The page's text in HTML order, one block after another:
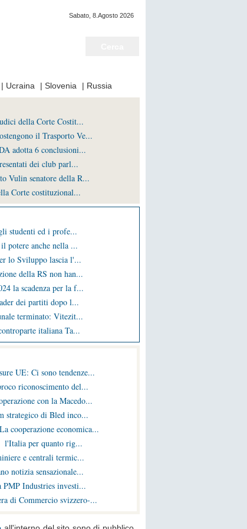
Sabato, 8.Agosto 2026
| Ucraina | Slovenia | Russia
della Corte Costit...
il Trasporto Ve...
adotta 6 conclusioni...
dei club parl...
Vulin senatore della R...
Corte costituzional...
studenti ed i profe...
potere anche nella ...
lo Sviluppo lascia l'...
della RS non han...
la scadenza per la f...
dei partiti dopo l...
terminato: Vitezit...
italiana Ta...
UE: Ci sono tendenze...
riconoscimento del...
con la Macedo...
strategico di Bled inco...
cooperazione economica...
l'Italia per quanto rig...
e centrali termic...
notizia sensazionale...
Industries investi...
di Commercio svizzero-...